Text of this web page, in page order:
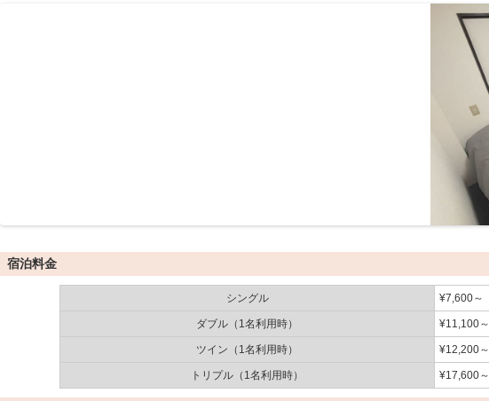
宿泊料金
シングル ¥7,600～
ダブル（1名利用時） ¥11,100～
ツイン（1名利用時） ¥12,200～
トリプル（1名利用時） ¥17,600～